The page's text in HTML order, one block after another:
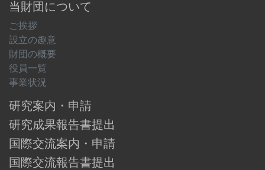
当財団について
ご挨拶
設立の趣意
財団の概要
役員一覧
事業状況
研究案内・申請
研究成果報告書提出
国際交流案内・申請
国際交流報告書提出